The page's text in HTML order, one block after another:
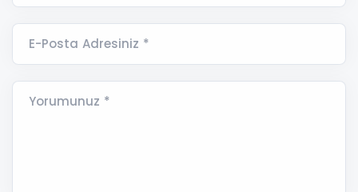
E-Posta Adresiniz *
Yorumunuz *